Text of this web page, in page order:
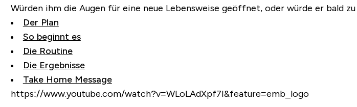
Würden ihm die Augen für eine neue Lebensweise geöffnet, oder würde er bald
Der Plan
So beginnt es
Die Routine
Die Ergebnisse
Take Home Message
https://www.youtube.com/watch?v=WLoLAdXpf7I&feature=emb_logo